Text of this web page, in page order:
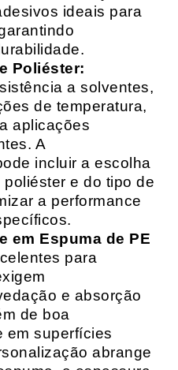
ideais para
Poliéster:
a solventes,
de temperatura,
aplicações
A
incluir a escolha
e do tipo de
a performance
em Espuma de PE
para
e absorção
de boa
em superfícies
abrange